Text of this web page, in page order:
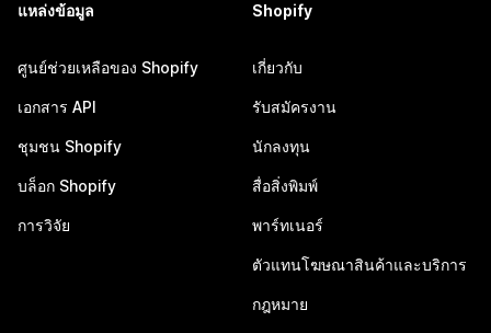
แหล่งข้อมูล
ศูนย์ช่วยเหลือของ Shopify
เอกสาร API
ชุมชน Shopify
บล็อก Shopify
การวิจัย
Shopify
เกี่ยวกับ
รับสมัครงาน
นักลงทุน
สื่อสิ่งพิมพ์
พาร์ทเนอร์
ตัวแทนโฆษณาสินค้าและบริการ
กฎหมาย